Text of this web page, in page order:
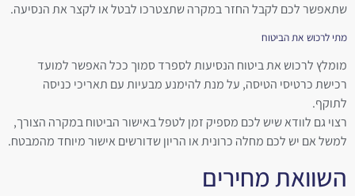
שתאפשר לכם לקבל החזר במקרה שתצטרכו לבטל או לקצר את הנסיעה.
מתי לרכוש את הביטוח
מומלץ לרכוש את ביטוח הנסיעות לספרד סמוך ככל האפשר למועד
רכישת כרטיסי הטיסה, על מנת להימנע מבעיות עם תאריכי כניסה
לתוקף.
רצוי גם לוודא שיש לכם מספיק זמן לטפל באישור הביטוח במקרה הצורך,
למשל אם יש לכם מחלה כרונית או הריון שדורשים אישור מיוחד מהמבטח.
השוואת מחירים